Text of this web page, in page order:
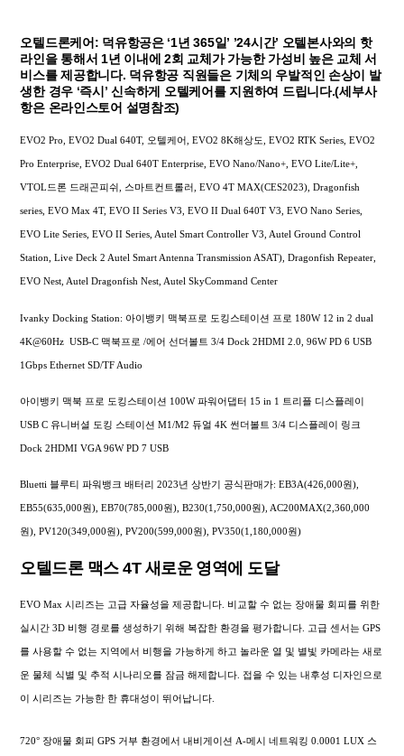
오텔드론케어: 덕유항공은 ‘1년 365일’ ’24시간’ 오텔본사와의 핫
라인을 통해서 1년 이내에 2회 교체가 가능한 가성비 높은 교체 서
비스를 제공합니다. 덕유항공 직원들은 기체의 우발적인 손상이 발
생한 경우 ‘즉시’ 신속하게 오텔케어를 지원하여 드립니다.(세부사
항은 온라인스토어 설명참조)
EVO2 Pro, EVO2 Dual 640T, 오텔케어, EVO2 8K해상도, EVO2 RTK Series, EVO2
Pro Enterprise, EVO2 Dual 640T Enterprise, EVO Nano/Nano+, EVO Lite/Lite+,
VTOL드론 드래곤피쉬, 스마트컨트롤러, EVO 4T MAX(CES2023), Dragonfish
series, EVO Max 4T, EVO II Series V3, EVO II Dual 640T V3, EVO Nano Series,
EVO Lite Series, EVO II Series, Autel Smart Controller V3, Autel Ground Control
Station, Live Deck 2 Autel Smart Antenna Transmission ASAT), Dragonfish Repeater,
EVO Nest, Autel Dragonfish Nest, Autel SkyCommand Center
Ivanky Docking Station: 아이뱅키 맥북프로 도킹스테이션 프로 180W 12 in 2 dual
4K@60Hz USB-C 맥북프로 /에어 선더볼트 3/4 Dock 2HDMI 2.0, 96W PD 6 USB
1Gbps Ethernet SD/TF Audio
아이뱅키 맥북 프로 도킹스테이션 100W 파워어댑터 15 in 1 트리플 디스플레이
USB C 유니버셜 도킹 스테이션 M1/M2 듀얼 4K 썬더볼트 3/4 디스플레이 링크
Dock 2HDMI VGA 96W PD 7 USB
Bluetti 블루티 파워뱅크 배터리 2023년 상반기 공식판매가: EB3A(426,000원),
EB55(635,000원), EB70(785,000원), B230(1,750,000원), AC200MAX(2,360,000
원), PV120(349,000원), PV200(599,000원), PV350(1,180,000원)
오텔드론 맥스 4T 새로운 영역에 도달
EVO Max 시리즈는 고급 자율성을 제공합니다. 비교할 수 없는 장애물 회피를 위한
실시간 3D 비행 경로를 생성하기 위해 복잡한 환경을 평가합니다. 고급 센서는 GPS
를 사용할 수 없는 지역에서 비행을 가능하게 하고 놀라운 열 및 별빛 카메라는 새로
운 물체 식별 및 추적 시나리오를 잠금 해제합니다. 접을 수 있는 내후성 디자인으로
이 시리즈는 가능한 한 휴대성이 뛰어납니다.
720° 장애물 회피 GPS 거부 환경에서 내비게이션 A-메시 네트워킹 0.0001 LUX 스